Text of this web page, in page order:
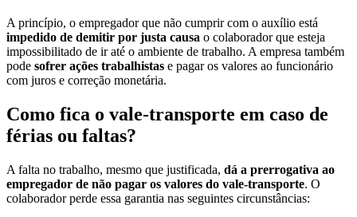
A princípio, o empregador que não cumprir com o auxílio está
impedido de demitir por justa causa o colaborador que esteja
impossibilitado de ir até o ambiente de trabalho. A empresa também
pode sofrer ações trabalhistas e pagar os valores ao funcionário
com juros e correção monetária.
Como fica o vale-transporte em caso de
férias ou faltas?
A falta no trabalho, mesmo que justificada, dá a prerrogativa ao
empregador de não pagar os valores do vale-transporte. O
colaborador perde essa garantia nas seguintes circunstâncias: